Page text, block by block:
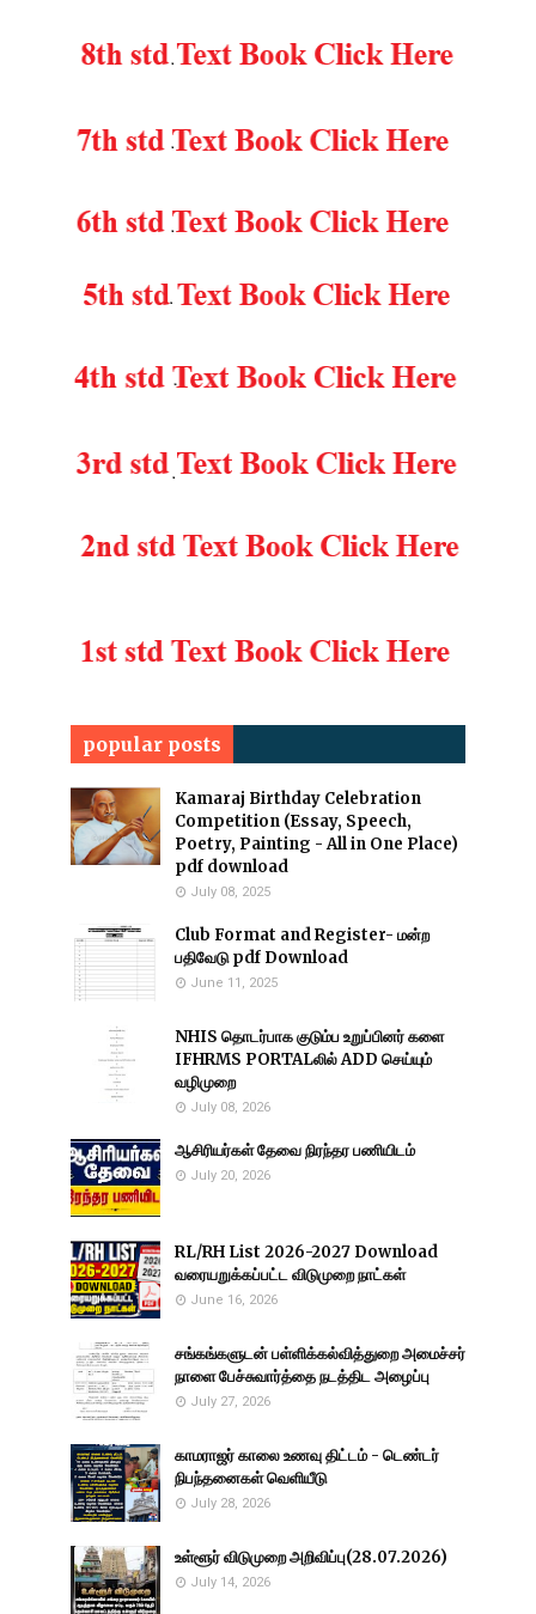
popular posts
Kamaraj Birthday Celebration
Competition (Essay, Speech,
Poetry, Painting - All in One Place)
pdf download
July 08, 2025
Club Format and Register- மன்ற
பதிவேடு pdf Download
June 11, 2025
NHIS தொடர்பாக குடும்ப உறுப்பினர் களை
IFHRMS PORTALலில் ADD செய்யும்
வழிமுறை
July 08, 2026
ஆசிரியர்கள் தேவை நிரந்தர பணியிடம்
July 20, 2026
RL/RH List 2026-2027 Download
வரையறுக்கப்பட்ட விடுமுறை நாட்கள்
June 16, 2026
சங்கங்களுடன் பள்ளிக்கல்வித்துறை அமைச்சர்
நாளை பேச்சுவார்த்தை நடத்திட அழைப்பு
July 27, 2026
காமராஜர் காலை உணவு திட்டம் - டெண்டர்
நிபந்தனைகள் வெளியீடு
July 28, 2026
உள்ளூர் விடுமுறை அறிவிப்பு(28.07.2026)
July 14, 2026